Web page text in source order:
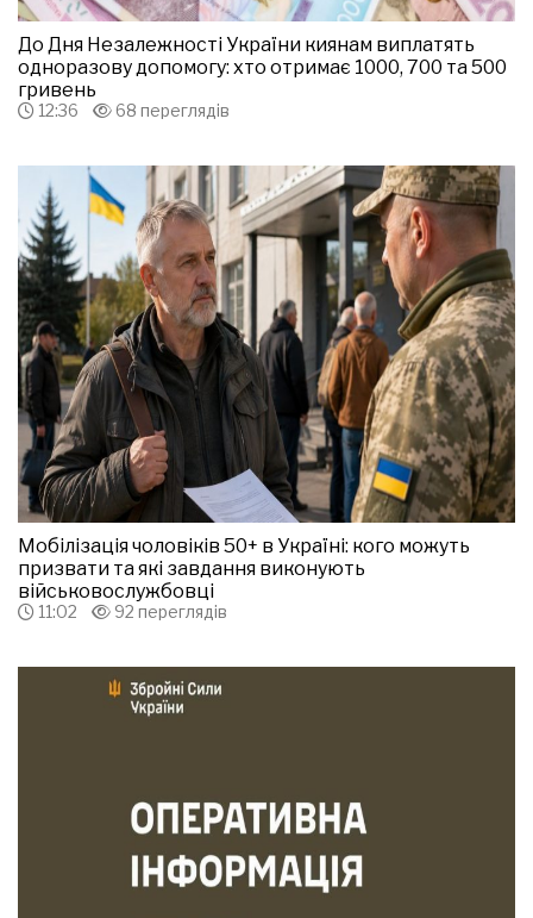
До Дня Незалежності України киянам виплатять
одноразову допомогу: хто отримає 1000, 700 та 500
гривень
12:36 68 переглядів
Мобілізація чоловіків 50+ в Україні: кого можуть
призвати та які завдання виконують
військовослужбовці
11:02 92 переглядів